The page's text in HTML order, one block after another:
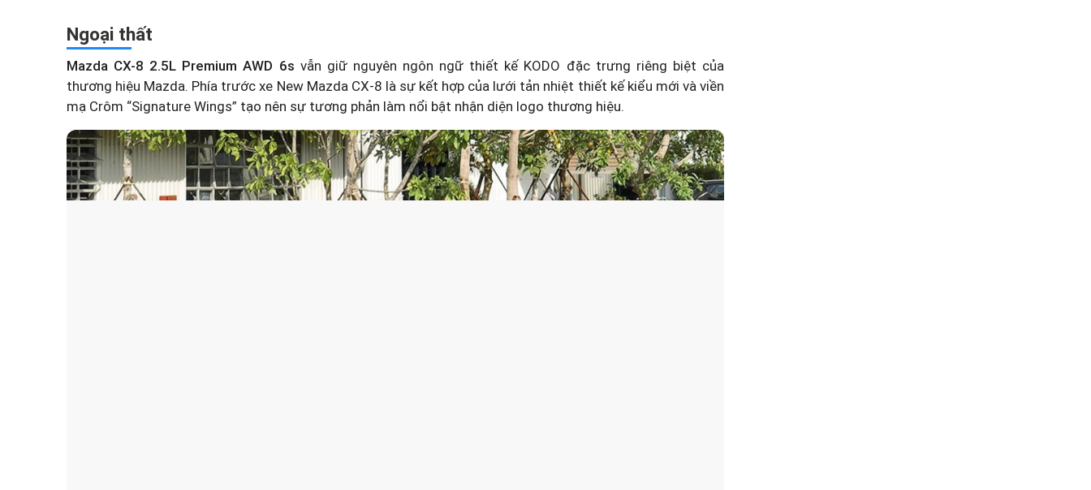
Ngoại thất
Mazda CX-8 2.5L Premium AWD 6s vẫn giữ nguyên ngôn ngữ thiết kế KODO đặc trưng riêng biệt của
thương hiệu Mazda. Phía trước xe New Mazda CX-8 là sự kết hợp của lưới tản nhiệt thiết kế kiểu mới và viền
mạ Crôm “Signature Wings” tạo nên sự tương phản làm nổi bật nhận diện logo thương hiệu.